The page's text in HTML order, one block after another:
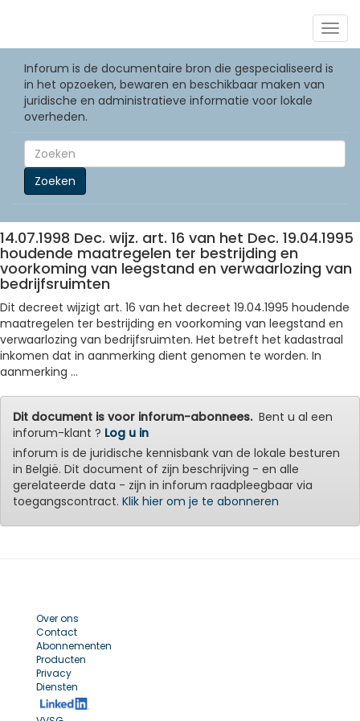
Inforum is de documentaire bron die gespecialiseerd is
in het opzoeken, bewaren en beschikbaar maken van
juridische en administratieve informatie voor lokale
overheden.
Zoeken
14.07.1998 Dec. wijz. art. 16 van het Dec. 19.04.1995
houdende maatregelen ter bestrijding en
voorkoming van leegstand en verwaarlozing van
bedrijfsruimten
Dit decreet wijzigt art. 16 van het decreet 19.04.1995 houdende
maatregelen ter bestrijding en voorkoming van leegstand en
verwaarlozing van bedrijfsruimten. Het betreft het kadastraal
inkomen dat in aanmerking dient genomen te worden. In
aanmerking ...
Dit document is voor inforum-abonnees.Bent u al een
inforum-klant ? Log u in
inforum is de juridische kennisbank van de lokale besturen
in België. Dit document of zijn beschrijving - en alle
gerelateerde data - zijn in inforum raadpleegbaar via
toegangscontract. Klik hier om je te abonneren
Over ons
Contact
Abonnementen
Producten
Privacy
Diensten